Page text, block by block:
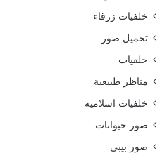
خلفيات زرقاء
تحميل صور
خلفيات
مناظر طبيعية
خلفيات اسلامية
صور حيوانات
صور بيبي